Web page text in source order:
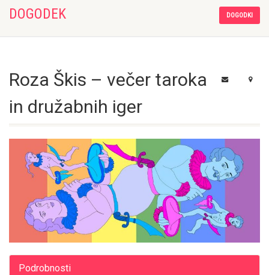
DOGODEK DOGODKI
Roza Škis – večer taroka
in družabnih iger
Podrobnosti